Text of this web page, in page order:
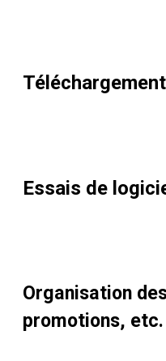
Essais de
Organisation
promotions, etc.